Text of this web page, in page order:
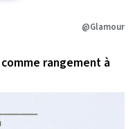
@Glamour
rangement à